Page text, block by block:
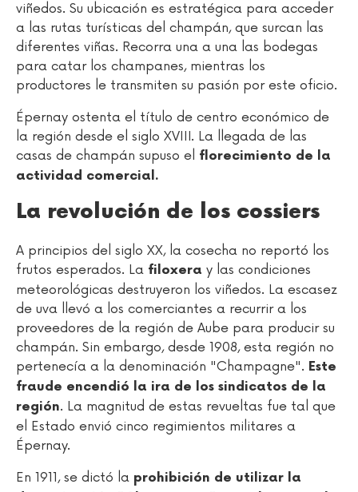
viñedos. Su ubicación es estratégica para acceder
a las rutas turísticas del champán, que surcan las
diferentes viñas. Recorra una a una las bodegas
para catar los champanes, mientras los
productores le transmiten su pasión por este oficio.
Épernay ostenta el título de centro económico de
la región desde el siglo XVIII. La llegada de las
casas de champán supuso el florecimiento de la
actividad comercial.
La revolución de los cossiers
A principios del siglo XX, la cosecha no reportó los
frutos esperados. La filoxera y las condiciones
meteorológicas destruyeron los viñedos. La escasez
de uva llevó a los comerciantes a recurrir a los
proveedores de la región de Aube para producir su
champán. Sin embargo, desde 1908, esta región no
pertenecía a la denominación "Champagne". Este
fraude encendió la ira de los sindicatos de la
región. La magnitud de estas revueltas fue tal que
el Estado envió cinco regimientos militares a
Épernay.
En 1911, se dictó la prohibición de utilizar la